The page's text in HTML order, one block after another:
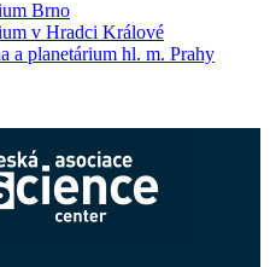
Brno
v Hradci Králové
a planetárium hl. m. Prahy